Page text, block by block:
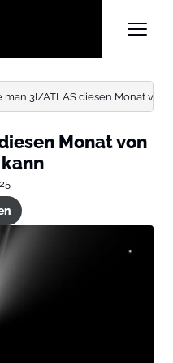
man 3I/ATLAS diesen Monat von
Monat von